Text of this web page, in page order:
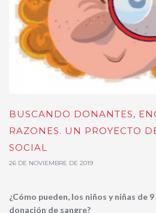
BUSCANDO DONANTES,
RAZONES. UN PROYECTO
SOCIAL
26 DE NOVIEMBRE DE 2019
¿Cómo pueden, los niños y niñas de
donación de sangre?